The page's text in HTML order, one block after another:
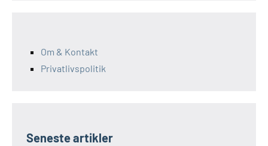
Om & Kontakt
Privatlivspolitik
Seneste artikler